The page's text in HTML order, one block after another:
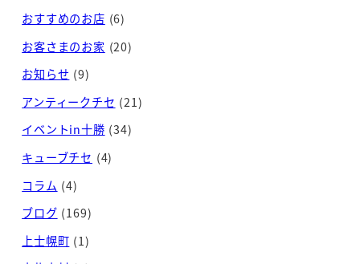
おすすめのお店 (6)
お客さまのお家 (20)
お知らせ (9)
アンティークチセ (21)
イベントin十勝 (34)
キューブチセ (4)
コラム (4)
ブログ (169)
上士幌町 (1)